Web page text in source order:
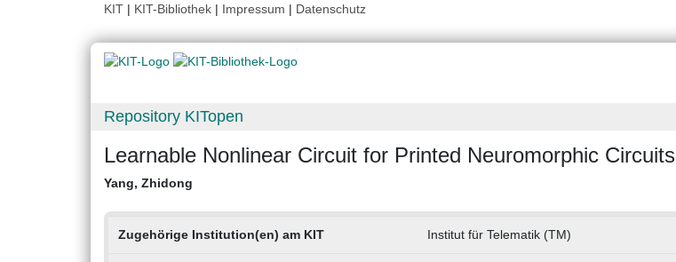
KIT | KIT-Bibliothek | Impressum | Datenschutz
Repository KITopen
Learnable Nonlinear Circuit for Printed Neuromorphic Circuits
Yang, Zhidong
Zugehörige Institution(en) am KIT Institut für Telematik (TM)